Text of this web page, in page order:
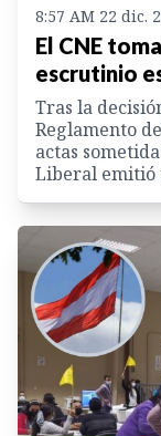
8:57 AM 22 dic.
El CNE
escrutinio
Tras la
Reglamento
actas
Liberal emitió